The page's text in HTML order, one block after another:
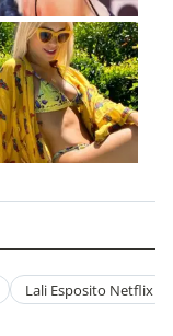
Lali Esposito Netflix